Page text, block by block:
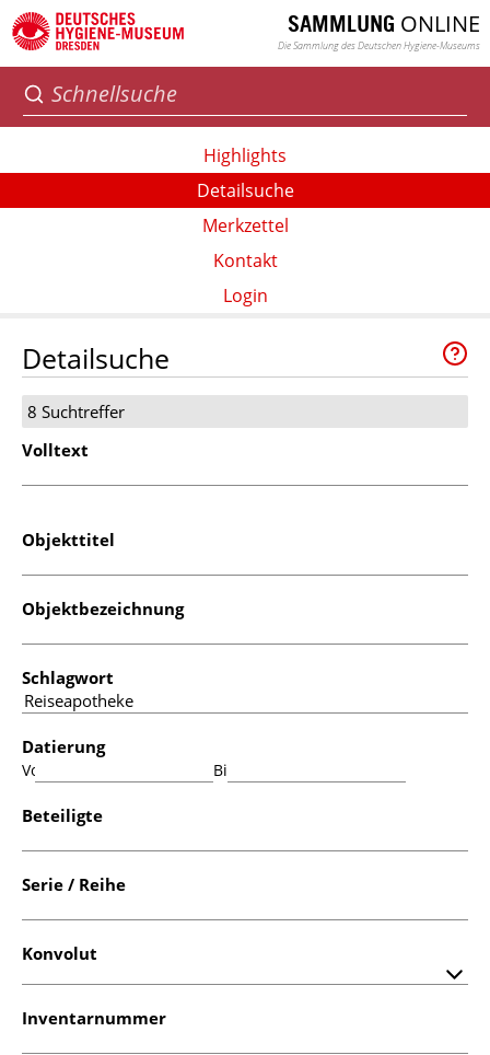
SAMMLUNG ONLINE
Die Sammlung des Deutschen Hygiene-Museums
Highlights
Detailsuche
Merkzettel
Kontakt
Login
Detailsuche
8 Suchtreffer
Volltext
Objekttitel
Objektbezeichnung
Schlagwort
Datierung
Von: Bis:
Beteiligte
Serie / Reihe
Konvolut
Inventarnummer